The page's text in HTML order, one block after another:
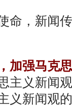
，新闻传
加强马克
主义新闻
义新闻观